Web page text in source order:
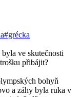
#grécka
ve skutečnosti
přibájit?
bohyň
a záhy byla ruka v